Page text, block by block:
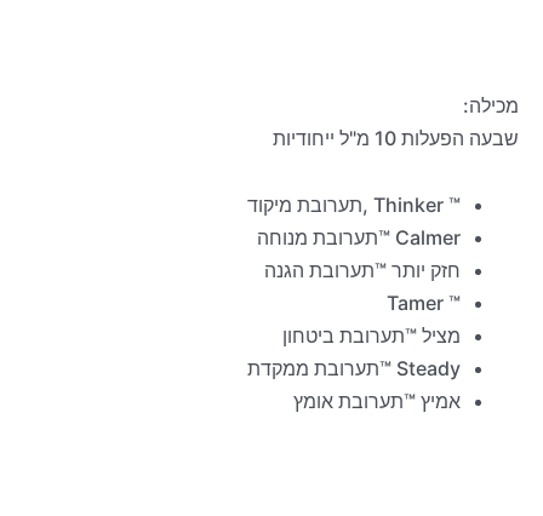
מכילה:
שבעה הפעלות 10 מ"ל ייחודיות
™ Thinker ,תערובת מיקוד
Calmer ™תערובת מנוחה
חזק יותר ™תערובת הגנה
™ Tamer
מציל ™תערובת ביטחון
Steady ™תערובת ממקדת
אמיץ ™תערובת אומץ